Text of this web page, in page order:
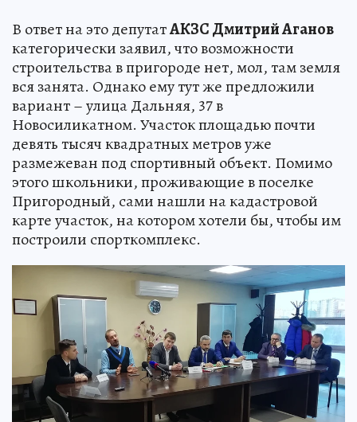
В ответ на это депутатАКЗС Дмитрий Аганов
категорически заявил, что возможности
строительства в пригороде нет, мол, там земля
вся занята. Однако ему тут же предложили
вариант – улица Дальняя, 37 в
Новосиликатном. Участок площадью почти
девять тысяч квадратных метров уже
размежеван под спортивный объект. Помимо
этого школьники, проживающие в поселке
Пригородный, сами нашли на кадастровой
карте участок, на котором хотели бы, чтобы им
построили спорткомплекс.